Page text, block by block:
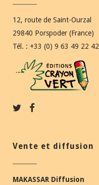
12, route de Saint-Ourzal
29840 Porspoder (France)
Tél. : +33 (0) 9 63 49 22 42
Vente et diffusion
MAKASSAR Diffusion